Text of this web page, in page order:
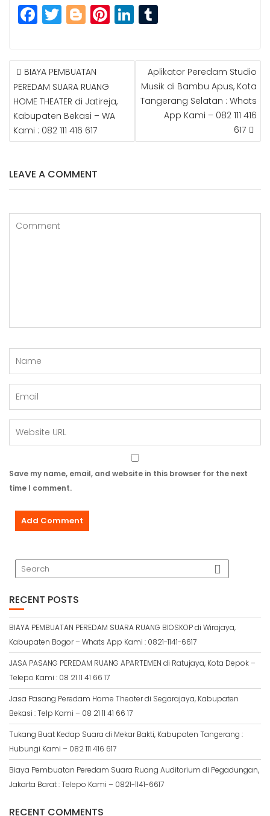
F
a
c
e
b
o
o
k
T
w
itt
e
r
Bl
o
g
g
e
r
Pi
n
t
e
Li
n
k
dI
n
m
bl
r
O
S
T
N
A
I
G
T
BIAYA PEMBUATAN
PEREDAM SUARA RUANG
HOME THEATER di Jatireja,
Kabupaten Bekasi – WA
Kami : 082 111 416 617
Aplikator Peredam Studio
Musik di Bambu Apus, Kota
Tangerang Selatan : Whats
App Kami – 082 111 416
617
LEAVE A COMMENT
Save my name, email, and website in this browser for the next
time I comment.
RECENT POSTS
BIAYA PEMBUATAN PEREDAM SUARA RUANG BIOSKOP di Wirajaya,
Kabupaten Bogor – Whats App Kami : 0821-1141-6617
JASA PASANG PEREDAM RUANG APARTEMEN di Ratujaya, Kota Depok –
Telepo Kami : 08 21 11 41 66 17
Jasa Pasang Peredam Home Theater di Segarajaya, Kabupaten
Bekasi : Telp Kami – 08 21 11 41 66 17
Tukang Buat Kedap Suara di Mekar Bakti, Kabupaten Tangerang :
Hubungi Kami – 082 111 416 617
Biaya Pembuatan Peredam Suara Ruang Auditorium di Pegadungan,
Jakarta Barat : Telepo Kami – 0821-1141-6617
RECENT COMMENTS